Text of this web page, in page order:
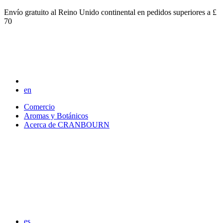
Envío gratuito al Reino Unido continental en pedidos superiores a £
70
en
Comercio
Aromas y Botánicos
Acerca de CRANBOURN
es